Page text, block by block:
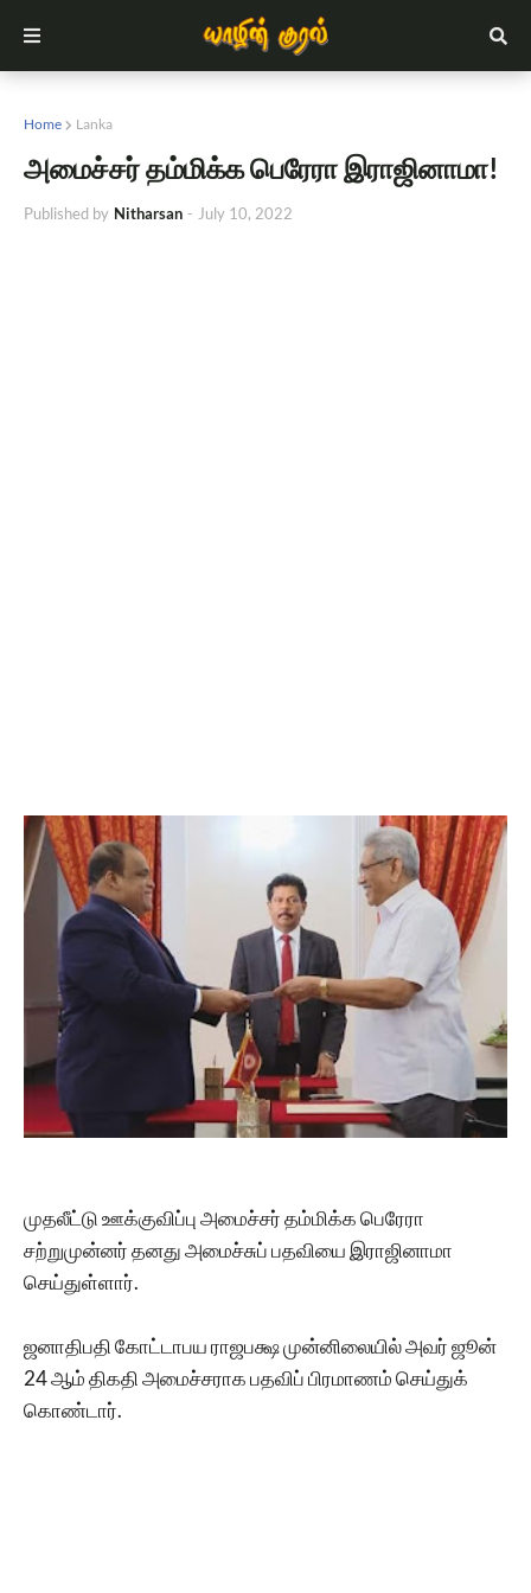
Home Lanka
அமைச்சர் தம்மிக்க பெரேரா இராஜினாமா!
Published by Nitharsan - July 10, 2022
முதலீட்டு ஊக்குவிப்பு அமைச்சர் தம்மிக்க பெரேரா
சற்றுமுன்னர் தனது அமைச்சுப் பதவியை இராஜினாமா
செய்துள்ளார்.
ஜனாதிபதி கோட்டாபய ராஜபக்ஷ முன்னிலையில் அவர் ஜூன்
24 ஆம் திகதி அமைச்சராக பதவிப் பிரமாணம் செய்துக்
கொண்டார்.